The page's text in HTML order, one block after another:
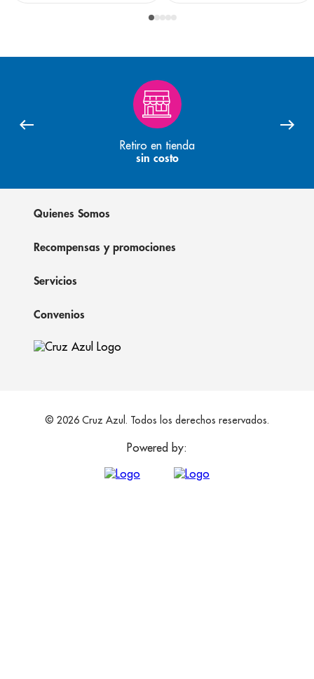
Retiro en tienda
sin costo
Quienes Somos
Recompensas y promociones
Servicios
Convenios
© 2026 Cruz Azul. Todos los derechos reservados.
Powered by: